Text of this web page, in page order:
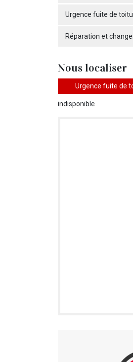
Urgence fuite de
Réparation et
Nous localiser
Urgence fuite de
indisponible